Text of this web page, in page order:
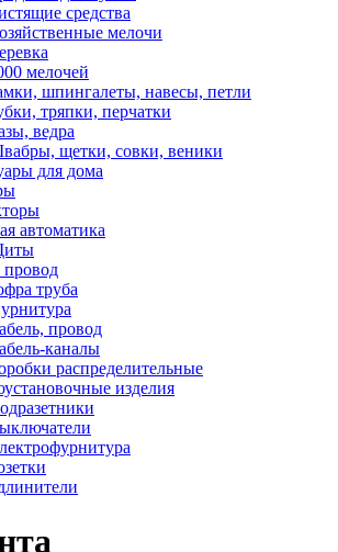
средства
мелочи
мелочей
шпингалеты, навесы, петли
тряпки, перчатки
ведра
щетки, совки, веники
для дома
автоматика
провод
труба
провод
каналы
распределительные
изделия